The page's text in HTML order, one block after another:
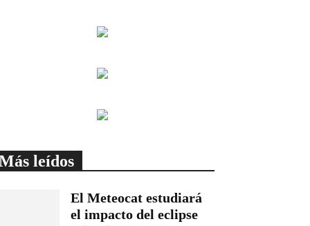
leídos
El Meteocat estudiará
el impacto del eclipse